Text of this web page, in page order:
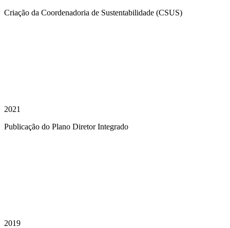
Criação da Coordenadoria de Sustentabilidade (CSUS)
2021
Publicação do Plano Diretor Integrado
2019